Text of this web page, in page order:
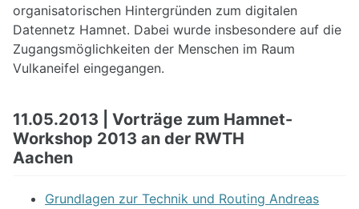
organisatorischen Hintergründen zum digitalen
Datennetz Hamnet. Dabei wurde insbesondere auf die
Zugangsmöglichkeiten der Menschen im Raum
Vulkaneifel eingegangen.
11.05.2013 | Vorträge zum Hamnet-
Workshop 2013 an der RWTH
Aachen
Grundlagen zur Technik und Routing Andreas